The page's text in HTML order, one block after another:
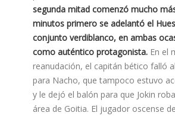
segunda mitad comenzó mucho
minutos primero se adelantó el
conjunto verdiblanco, en ambas
como auténtico protagonista. En el
reanudación, el capitán bético falló
para Nacho, que tampoco estuvo
y le dejó el balón para que Jokin
área de Goitia. El jugador oscense